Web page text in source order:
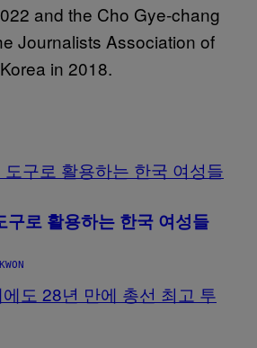
and the Cho Gye-chang
Journalists Association of
Korea in 2018.
구로 활용하는 한국 여성들